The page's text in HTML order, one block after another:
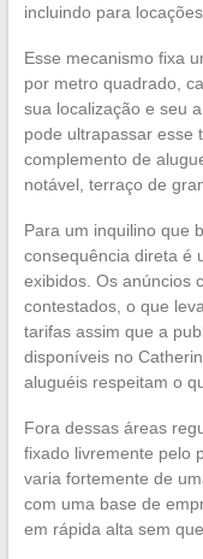
incluindo para
Esse mecanismo fixa
por metro quadrado,
sua localização e seu
pode ultrapassar esse
complemento de
notável, terraço de
Para um inquilino que
consequência direta é
exibidos. Os anúncios
contestados, o que
tarifas assim que a
disponíveis no
aluguéis respeitam o
Fora dessas áreas
fixado livremente pelo
varia fortemente de
com uma base de
em rápida alta sem